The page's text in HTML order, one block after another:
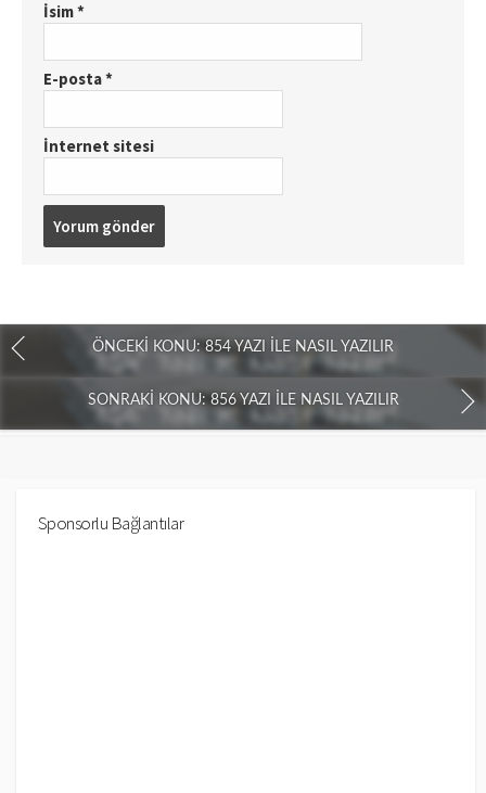
İsim*
E-posta*
İnternet sitesi
ÖNCEKI KONU: 854 YAZI İLE NASIL YAZILIR
SONRAKI KONU: 856 YAZI İLE NASIL YAZILIR
Sponsorlu Bağlantılar